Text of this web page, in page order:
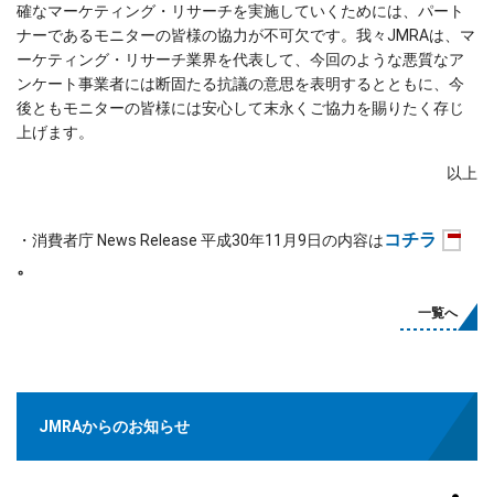
確なマーケティング・リサーチを実施していくためには、パート
ナーであるモニターの皆様の協力が不可欠です。我々JMRAは、マ
ーケティング・リサーチ業界を代表して、今回のような悪質なア
ンケート事業者には断固たる抗議の意思を表明するとともに、今
後ともモニターの皆様には安心して末永くご協力を賜りたく存じ
上げます。
以上
・消費者庁 News Release 平成30年11月9日の内容はコチラ
。
一覧へ
JMRAからのお知らせ